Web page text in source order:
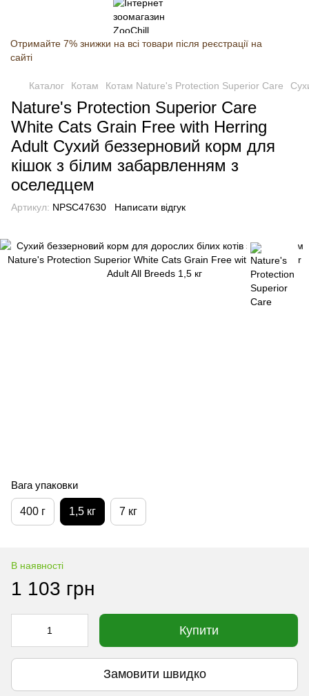
Отримайте 7% знижки на всі товари після реєстрації на
сайті
Каталог Котам Котам Nature's Protection Superior Care
Nature's Protection Superior Care
White Cats Grain Free with Herring
Adult Сухий беззерновий корм для
кішок з білим забарвленням з
оселедцем
Артикул: NPSC47630 Написати відгук
Вага упаковки
400 г 1,5 кг 7 кг
В наявності
1 103 грн
Купити
Замовити швидко